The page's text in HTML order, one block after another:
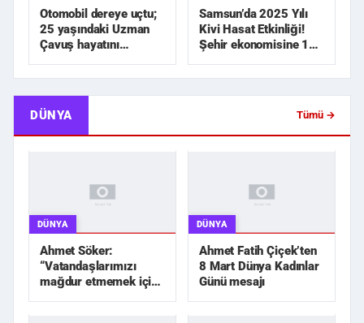
Otomobil dereye uçtu;
25 yaşındaki Uzman
Çavuş hayatını
Samsun’da 2025 Yılı
Kivi Hasat Etkinliği!
Şehir ekonomisine 1
DÜNYA Tümü →
DÜNYA
Ahmet Söker:
“Vatandaşlarımızı
mağdur etmemek için
DÜNYA
Ahmet Fatih Çiçek’ten
8 Mart Dünya Kadınlar
Günü mesajı